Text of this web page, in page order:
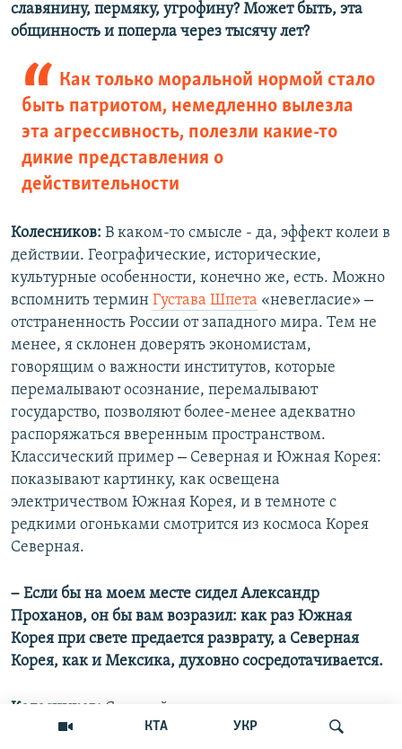
КТА УКР
славянину, пермяку, угрофину? Может быть, эта
общинность и поперла через тысячу лет?
Как только моральной нормой стало
быть патриотом, немедленно вылезла
эта агрессивность, полезли какие-то
дикие представления о
действительности
Колесников: В каком-то смысле - да, эффект колеи в
действии. Географические, исторические,
культурные особенности, конечно же, есть. Можно
вспомнить термин Густава Шпета «невегласие» –
отстраненность России от западного мира. Тем не
менее, я склонен доверять экономистам,
говорящим о важности институтов, которые
перемалывают осознание, перемалывают
государство, позволяют более-менее адекватно
распоряжаться вверенным пространством.
Классический пример – Северная и Южная Корея:
показывают картинку, как освещена
электричеством Южная Корея, и в темноте с
редкими огоньками смотрится из космоса Корея
Северная.
– Если бы на моем месте сидел Александр
Проханов, он бы вам возразил: как раз Южная
Корея при свете предается разврату, а Северная
Корея, как и Мексика, духовно сосредотачивается.
Колесников: С другой стороны, социалистическая
Куба тоже предается разврату. Безусловно,